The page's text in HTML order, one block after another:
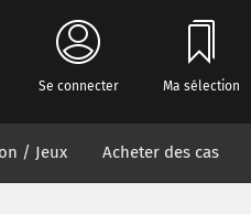
Se connecter Ma sélection
/ Jeux Acheter des cas